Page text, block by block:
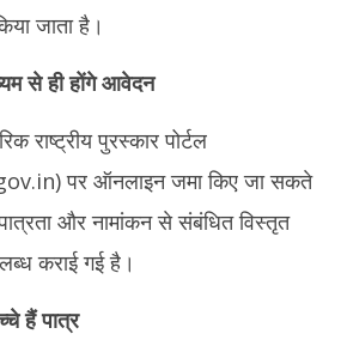
जाता है।
से ही होंगे आवेदन
राष्ट्रीय पुरस्कार पोर्टल
पर ऑनलाइन जमा किए जा सकते
और नामांकन से संबंधित विस्तृत
कराई गई है।
हैं पात्र